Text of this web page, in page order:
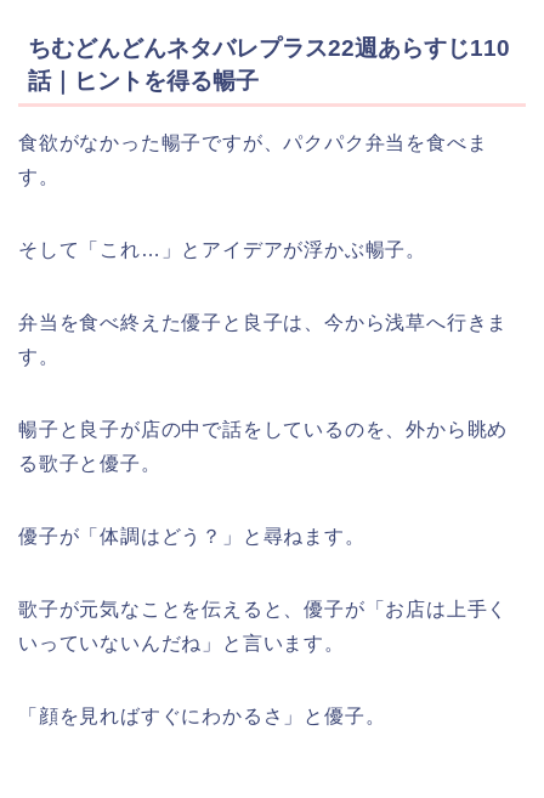
ちむどんどんネタバレプラス22週あらすじ110
話｜ヒントを得る暢子
食欲がなかった暢子ですが、パクパク弁当を食べま
す。
そして「これ…」とアイデアが浮かぶ暢子。
弁当を食べ終えた優子と良子は、今から浅草へ行きま
す。
暢子と良子が店の中で話をしているのを、外から眺め
る歌子と優子。
優子が「体調はどう？」と尋ねます。
歌子が元気なことを伝えると、優子が「お店は上手く
いっていないんだね」と言います。
「顔を見ればすぐにわかるさ」と優子。